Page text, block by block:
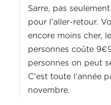
Sarre, pas
pour l'aller-retour.
encore moins cher,
personnes coûte
personnes on peut
C'est toute l'année
novembre.